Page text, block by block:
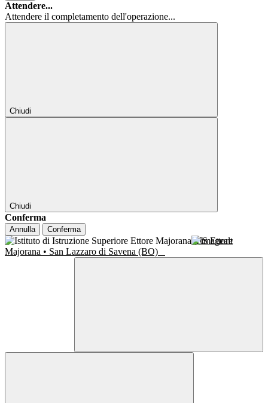
Attendere...
Attendere il completamento dell'operazione...
Chiudi
Chiudi
Conferma
Annulla Conferma
IIS Ettore
Majorana • San Lazzaro di Savena (BO)